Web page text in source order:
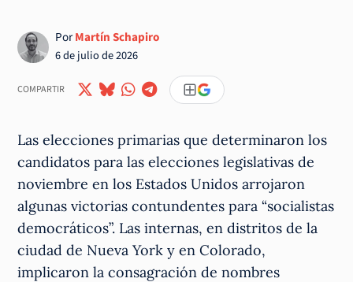
PorMartín Schapiro
6 de julio de 2026
COMPARTIR
Las elecciones primarias que determinaron los
candidatos para las elecciones legislativas de
noviembre en los Estados Unidos arrojaron
algunas victorias contundentes para “socialistas
democráticos”. Las internas, en distritos de la
ciudad de Nueva York y en Colorado,
implicaron la consagración de nombres